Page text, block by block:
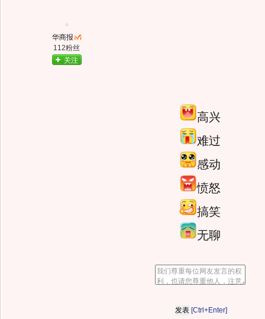
华商报
112粉丝
关注
高兴
难过
感动
愤怒
搞笑
无聊
[Ctrl+Enter]